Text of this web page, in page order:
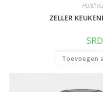
ZELLER
SRD
Toevoegen